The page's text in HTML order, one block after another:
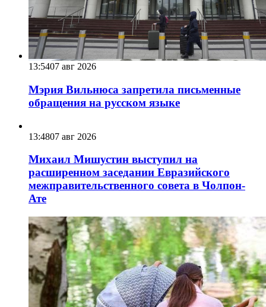
13:5407 авг 2026
Мэрия Вильнюса запретила письменные
обращения на русском языке
13:4807 авг 2026
Михаил Мишустин выступил на
расширенном заседании Евразийского
межправительственного совета в Чолпон-
Ате